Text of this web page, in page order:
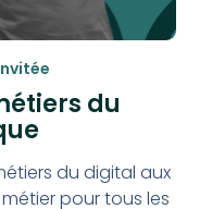
du
du digital aux
pour tous les